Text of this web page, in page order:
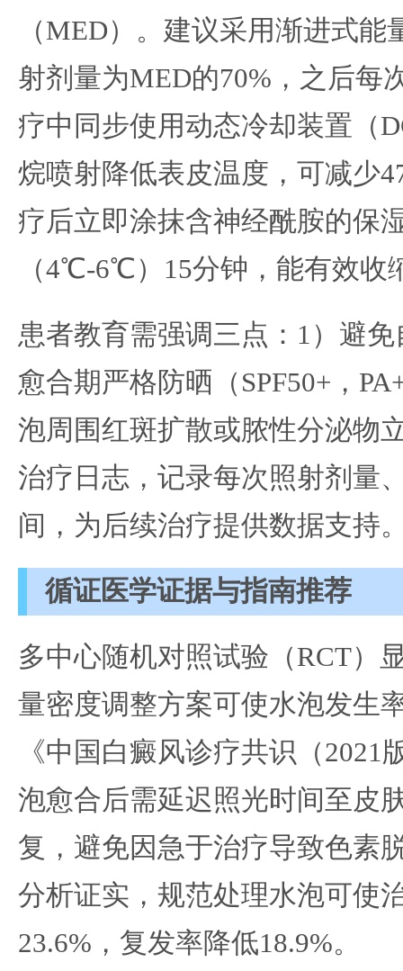
（MED）。建议采用渐进式
射剂量为MED的70%，之后每
疗中同步使用动态冷却装置（
烷喷射降低表皮温度，可减少
疗后立即涂抹含神经酰胺的保
（4℃-6℃）15分钟，能有效收
患者教育需强调三点：1）避
愈合期严格防晒（SPF50+，
泡周围红斑扩散或脓性分泌物
治疗日志，记录每次照射剂量
间，为后续治疗提供数据支持
循证医学证据与指南推荐
多中心随机对照试验（RCT）
量密度调整方案可使水泡发生
《中国白癜风诊疗共识（2021
泡愈合后需延迟照光时间至皮
复，避免因急于治疗导致色素
分析证实，规范处理水泡可使
23.6%，复发率降低18.9%。